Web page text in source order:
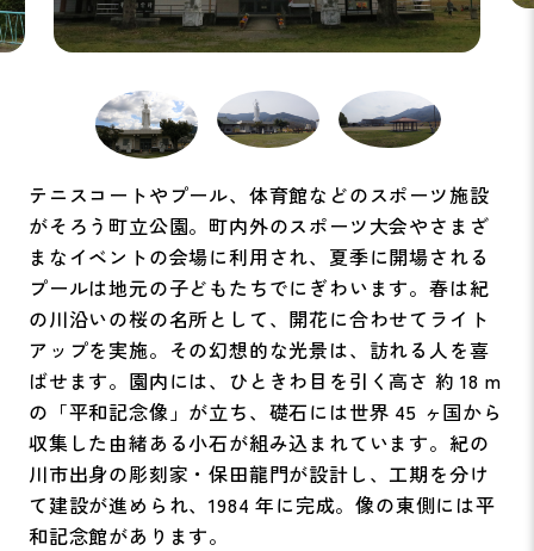
テニスコートやプール、体育館などのスポーツ施設
がそろう町立公園。町内外のスポーツ大会やさまざ
まなイベントの会場に利用され、夏季に開場される
プールは地元の子どもたちでにぎわいます。春は紀
の川沿いの桜の名所として、開花に合わせてライト
アップを実施。その幻想的な光景は、訪れる人を喜
ばせます。園内には、ひときわ目を引く高さ 約 18 m
の「平和記念像」が立ち、礎石には世界 45 ヶ国から
収集した由緒ある小石が組み込まれています。紀の
川市出身の彫刻家・保田龍門が設計し、工期を分け
て建設が進められ、1984 年に完成。像の東側には平
和記念館があります。